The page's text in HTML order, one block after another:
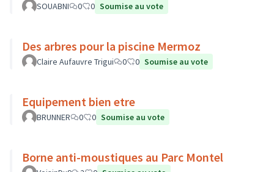
SOUABNI 0 0 Soumise au vote
Des arbres pour la piscine Mermoz
Claire Aufauvre Trigui 0 0 Soumise au vote
Equipement bien etre
BRUNNER 0 0 Soumise au vote
Borne anti-moustiques au Parc Montel